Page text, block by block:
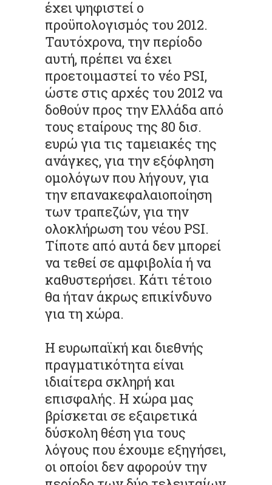
έχει ψηφιστεί ο
προϋπολογισμός του 2012.
Ταυτόχρονα, την περίοδο
αυτή, πρέπει να έχει
προετοιμαστεί το νέο PSI,
ώστε στις αρχές του 2012 να
δοθούν προς την Ελλάδα από
τους εταίρους της 80 δισ.
ευρώ για τις ταμειακές της
ανάγκες, για την εξόφληση
ομολόγων που λήγουν, για
την επανακεφαλαιοποίηση
των τραπεζών, για την
ολοκλήρωση του νέου PSI.
Τίποτε από αυτά δεν μπορεί
να τεθεί σε αμφιβολία ή να
καθυστερήσει. Κάτι τέτοιο
θα ήταν άκρως επικίνδυνο
για τη χώρα.
Η ευρωπαϊκή και διεθνής
πραγματικότητα είναι
ιδιαίτερα σκληρή και
επισφαλής. Η χώρα μας
βρίσκεται σε εξαιρετικά
δύσκολη θέση για τους
λόγους που έχουμε εξηγήσει,
οι οποίοι δεν αφορούν την